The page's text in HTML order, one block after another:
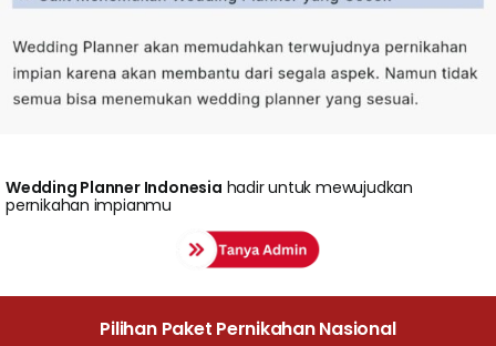
Wedding Planner Indonesia hadir untuk mewujudkan
pernikahan impianmu
Pilihan Paket Pernikahan Nasional